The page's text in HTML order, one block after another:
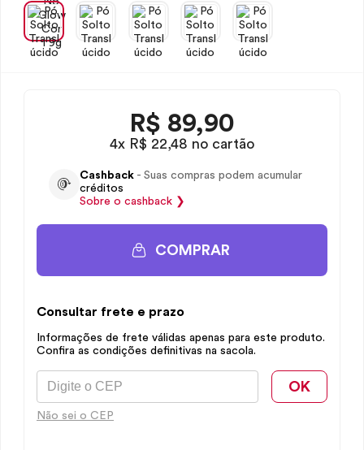
R$ 89,90
4x R$ 22,48 no cartão
Cashback - Suas compras podem acumular
créditos
Sobre o cashback ❯
COMPRAR
Consultar frete e prazo
Informações de frete válidas apenas para este produto.
Confira as condições definitivas na sacola.
OK
Não sei o CEP